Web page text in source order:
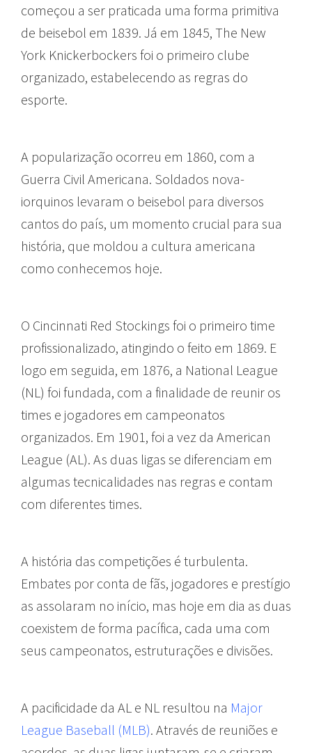
começou a ser praticada uma forma primitiva
de beisebol em 1839. Já em 1845, The New
York Knickerbockers foi o primeiro clube
organizado, estabelecendo as regras do
esporte.
A popularização ocorreu em 1860, com a
Guerra Civil Americana. Soldados nova-
iorquinos levaram o beisebol para diversos
cantos do país, um momento crucial para sua
história, que moldou a cultura americana
como conhecemos hoje.
O Cincinnati Red Stockings foi o primeiro time
profissionalizado, atingindo o feito em 1869. E
logo em seguida, em 1876, a National League
(NL) foi fundada, com a finalidade de reunir os
times e jogadores em campeonatos
organizados. Em 1901, foi a vez da American
League (AL). As duas ligas se diferenciam em
algumas tecnicalidades nas regras e contam
com diferentes times.
A história das competições é turbulenta.
Embates por conta de fãs, jogadores e prestígio
as assolaram no início, mas hoje em dia as duas
coexistem de forma pacífica, cada uma com
seus campeonatos, estruturações e divisões.
A pacificidade da AL e NL resultou na Major
League Baseball (MLB). Através de reuniões e